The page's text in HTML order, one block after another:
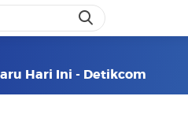
Hari Ini - Detikcom